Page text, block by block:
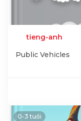
tieng-anh
Public Vehicles
0-3 tuổi